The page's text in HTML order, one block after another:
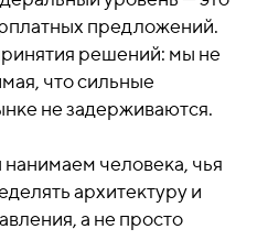
предложений.
решений: мы не
что сильные
не задерживаются.
человека, чья
архитектуру и
а не просто